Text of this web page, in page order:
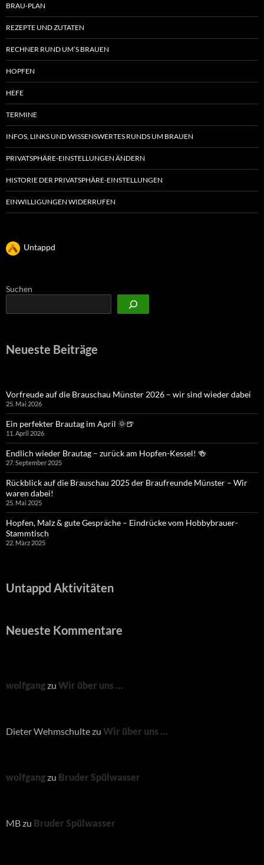
BRAU-PLAN
REZEPTE UND ZUTATEN
RECHNER RUND UM’S BRAUEN
HOPFEN
HEFE
TERMINE
INFOS, LINKS UND WISSENSWERTES RUNDS UM BRAUEN
PRIVATSPHÄRE-EINSTELLUNGEN ÄNDERN
HISTORIE DER PRIVATSPHÄRE-EINSTELLUNGEN
EINWILLIGUNGEN WIDERRUFEN
Untappd
Suchen
Neueste Beiträge
Vorfreude auf die Brauschau Münster 2026 – wir sind wieder dabei
25. Mai 2026
Ein perfekter Brautag im April 🌞🍺
11. April 2026
Endlich wieder Brautag – zurück am Hopfen-Kessel! 🍻
27. September 2025
Rückblick auf die Brauschau 2025 der Braufreunde Münster – Wir
waren dabei!
25. Mai 2025
Hopfen, Malz & gute Gespräche – Eindrücke vom Hobbybrauer-
Stammtisch
22. März 2025
Untappd Aktivitäten
Neueste Kommentare
wolfgangzu Wir über uns …
Dieter Wehmschultezu Wir über uns …
wolfgangzu Bruder Spülwasser
MBzu Bruder Spülwasser